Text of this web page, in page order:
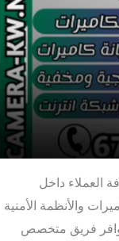
العملاء داخل
والأنظمة الأمنية
فريق متخصص